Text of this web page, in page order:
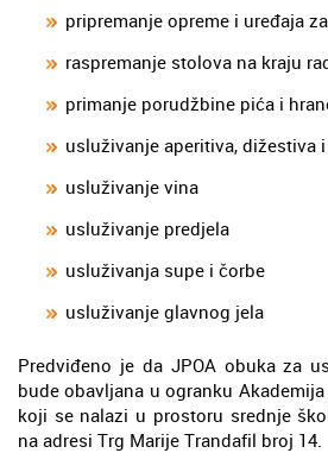
pripremanje opreme i uređaja
raspremanje stolova na kraju
primanje porudžbine pića i
usluživanje aperitiva, dižestiva
usluživanje vina
usluživanje predjela
usluživanja supe i čorbe
usluživanje glavnog jela
Predviđeno je da JPOA obuka za
bude obavljana u ogranku
koji se nalazi u prostoru srednje
na adresi Trg Marije Trandafil broj 14.